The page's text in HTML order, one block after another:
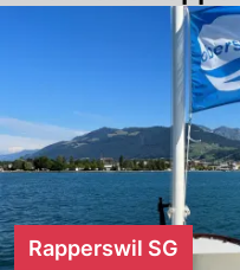
Rapperswil SG